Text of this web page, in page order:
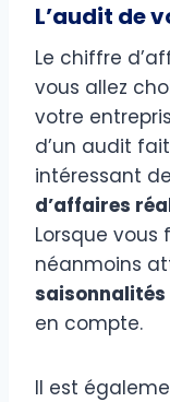
L’audit de
Le chiffre
vous allez
votre
d’un audit
intéressant
d’affaires
Lorsque
néanmoins
saisonnalités
en compte.
Il est